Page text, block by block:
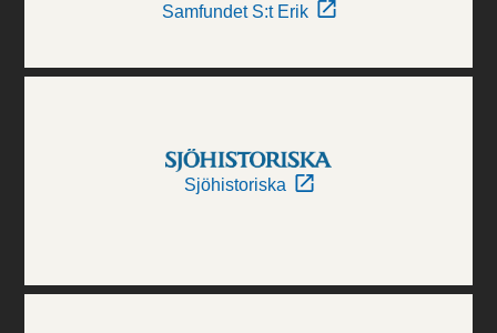
Samfundet S:t Erik
Sjöhistoriska